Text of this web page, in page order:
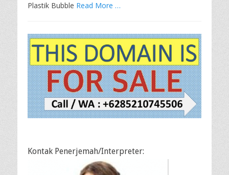
Plastik Bubble Read More …
Kontak Penerjemah/Interpreter: